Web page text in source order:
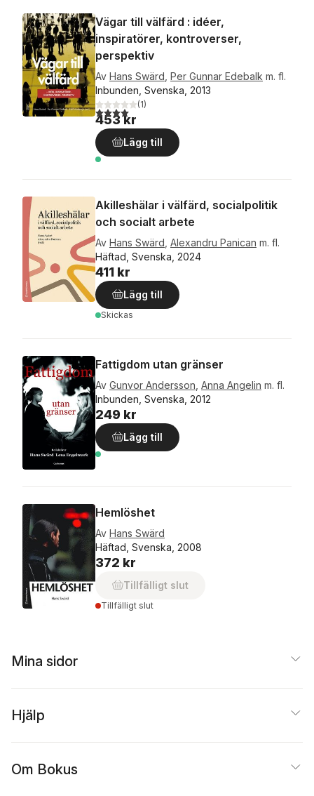
Vägar till välfärd : idéer,
inspiratörer, kontroverser,
perspektiv
Av Hans Swärd Per Gunnar Edebalk m. fl.
Inbunden, Svenska, 2013
4,0utav 5 stjärnor. Totalt antal röster:
(1)
453 kr
Lägg till
Akilleshälar i välfärd, socialpolitik
och socialt arbete
Av Hans Swärd Alexandru Panican m. fl.
Häftad, Svenska, 2024
411 kr
Lägg till
Skickas
Fattigdom utan gränser
Av Gunvor Andersson Anna Angelin m. fl.
Inbunden, Svenska, 2012
249 kr
Lägg till
Hemlöshet
Av Hans Swärd
Häftad, Svenska, 2008
372 kr
Tillfälligt slut
Tillfälligt slut
Mina sidor
Hjälp
Om Bokus